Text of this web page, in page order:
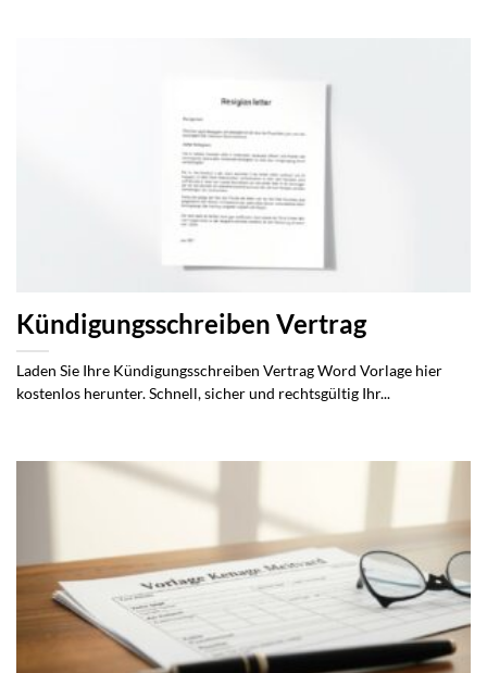
Kündigungsschreiben Vertrag
Laden Sie Ihre Kündigungsschreiben Vertrag Word Vorlage hier
kostenlos herunter. Schnell, sicher und rechtsgültig Ihr...